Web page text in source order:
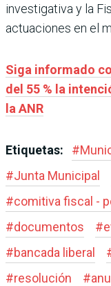
investigativa y la
actuaciones en el
Siga informado
del 55 % la
la ANR
Etiquetas: #
#Junta Municipal
#comitiva fiscal -
#documentos #
#bancada liberal
#resolución #